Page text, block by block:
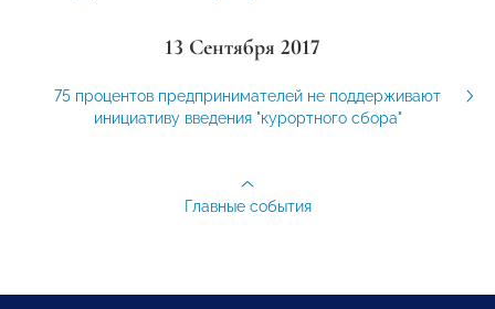
13 Сентября 2017
75 процентов предпринимателей не поддерживают
инициативу введения "курортного сбора"
Главные события